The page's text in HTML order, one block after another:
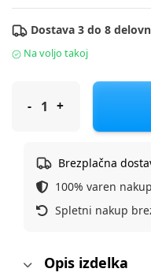
Dostava 3 do 8
Na voljo takoj
S.Oliver srajca DR
Brezplačna
100% varen nakup
Spletni nakup
Opis izdelka